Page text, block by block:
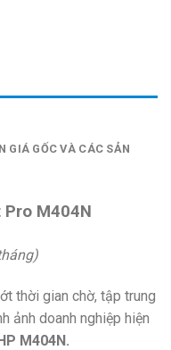
GIÁ GỐC VÀ CÁC SẢN
Pro M404N
thời gian chờ, tập trung
ảnh doanh nghiệp hiện
M404N.